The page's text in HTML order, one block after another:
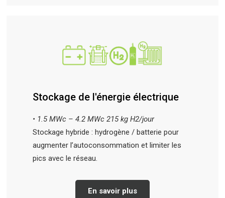
Stockage de l'énergie électrique
• 1.5 MWc – 4.2 MWc 215 kg H2/jour
Stockage hybride : hydrogène / batterie pour
augmenter l’autoconsommation et limiter les
pics avec le réseau.
En savoir plus